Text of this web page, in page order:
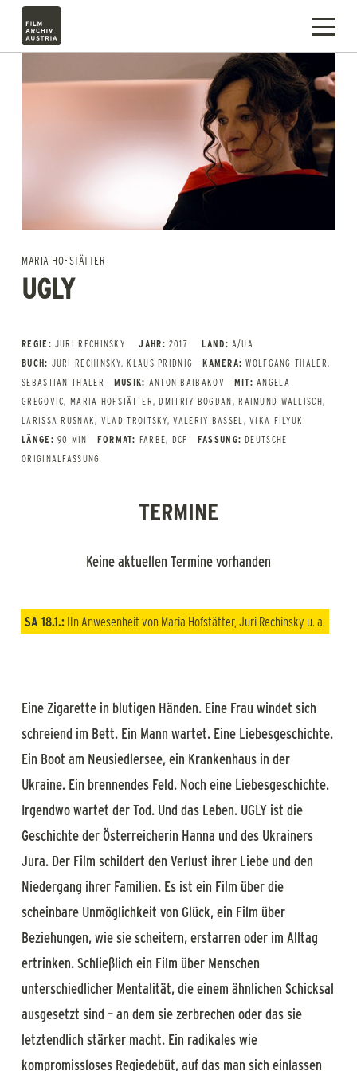
MARIA HOFSTÄTTER
UGLY
REGIE: JURI RECHINSKY JAHR: 2017 LAND: A/UA
BUCH: JURI RECHINSKY, KLAUS PRIDNIG KAMERA: WOLFGANG THALER,
SEBASTIAN THALER
MUSIK: ANTON BAIBAKOV MIT: ANGELA
GREGOVIC, MARIA HOFSTÄTTER, DMITRIY BOGDAN, RAIMUND WALLISCH,
LARISSA RUSNAK, VLAD TROITSKY, VALERIY BASSEL, VIKA FILYUK
LÄNGE: 90 MIN FORMAT: FARBE, DCP FASSUNG: DEUTSCHE
ORIGINALFASSUNG
TERMINE
Keine aktuellen Termine vorhanden
SA 18.1.:IIn Anwesenheit von Maria Hofstätter, Juri Rechinsky u. a.
Eine Zigarette in blutigen Händen. Eine Frau windet sich
schreiend im Bett. Ein Mann wartet. Eine Liebesgeschichte.
Ein Boot am Neusiedlersee, ein Krankenhaus in der
Ukraine. Ein brennendes Feld. Noch eine Liebesgeschichte.
Irgendwo wartet der Tod. Und das Leben. UGLY ist die
Geschichte der Österreicherin Hanna und des Ukrainers
Jura. Der Film schildert den Verlust ihrer Liebe und den
Niedergang ihrer Familien. Es ist ein Film über die
scheinbare Unmöglichkeit von Glück, ein Film über
Beziehungen, wie sie scheitern, erstarren oder im Alltag
ertrinken. Schließlich ein Film über Menschen
unterschiedlicher Mentalität, die einem ähnlichen Schicksal
ausgesetzt sind – an dem sie zerbrechen oder das sie
letztendlich stärker macht. Ein radikales wie
kompromissloses Regiedebüt, auf das man sich einlassen